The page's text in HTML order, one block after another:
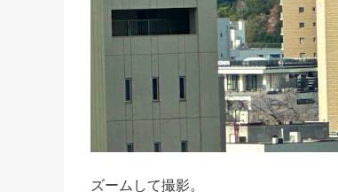
ズームして撮影。